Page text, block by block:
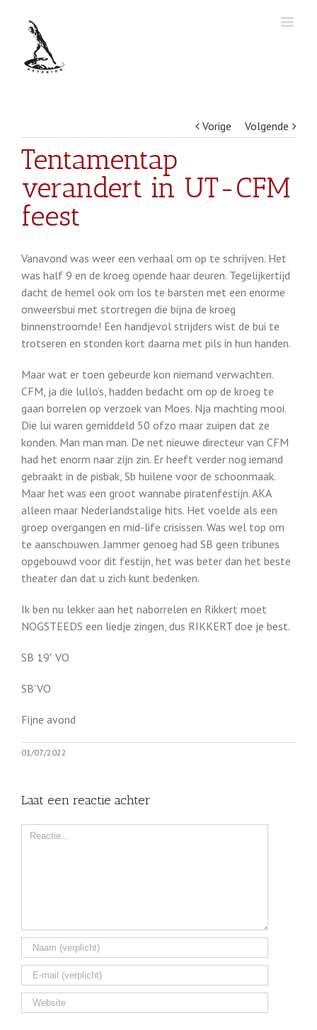
Vorige Volgende
Tentamentap
verandert in UT-CFM
feest
Vanavond was weer een verhaal om op te schrijven. Het
was half 9 en de kroeg opende haar deuren. Tegelijkertijd
dacht de hemel ook om los te barsten met een enorme
onweersbui met stortregen die bijna de kroeg
binnenstroomde! Een handjevol strijders wist de bui te
trotseren en stonden kort daarna met pils in hun handen.
Maar wat er toen gebeurde kon niemand verwachten.
CFM, ja die lullo’s, hadden bedacht om op de kroeg te
gaan borrelen op verzoek van Moes. Nja machting mooi.
Die lui waren gemiddeld 50 ofzo maar zuipen dat ze
konden. Man man man. De net nieuwe directeur van CFM
had het enorm naar zijn zin. Er heeft verder nog iemand
gebraakt in de pisbak, Sb huilene voor de schoonmaak.
Maar het was een groot wannabe piratenfestijn. AKA
alleen maar Nederlandstalige hits. Het voelde als een
groep overgangen en mid-life crisissen. Was wel top om
te aanschouwen. Jammer genoeg had SB geen tribunes
opgebouwd voor dit festijn, het was beter dan het beste
theater dan dat u zich kunt bedenken.
Ik ben nu lekker aan het naborrelen en Rikkert moet
NOGSTEEDS een liedje zingen, dus RIKKERT doe je best.
SB 19′ VO
SB’VO
Fijne avond
01/07/2022
Laat een reactie achter
Comment